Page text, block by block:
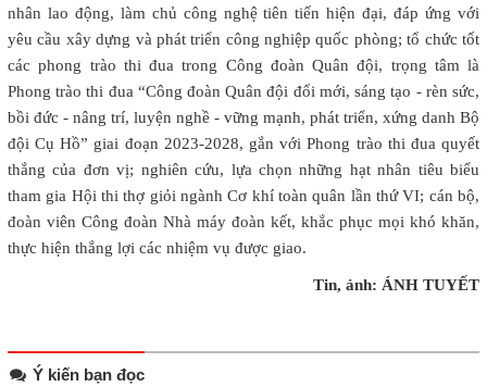
nhân lao động, làm chủ công nghệ tiên tiến hiện đại, đáp ứng với
yêu cầu xây dựng và phát triển công nghiệp quốc phòng; tổ chức tốt
các phong trào thi đua trong Công đoàn Quân đội, trọng tâm là
Phong trào thi đua “Công đoàn Quân đội đổi mới, sáng tạo - rèn sức,
bồi đức - nâng trí, luyện nghề - vững mạnh, phát triển, xứng danh Bộ
đội Cụ Hồ” giai đoạn 2023-2028, gắn với Phong trào thi đua quyết
thắng của đơn vị; nghiên cứu, lựa chọn những hạt nhân tiêu biểu
tham gia Hội thi thợ giỏi ngành Cơ khí toàn quân lần thứ VI; cán bộ,
đoàn viên Công đoàn Nhà máy đoàn kết, khắc phục mọi khó khăn,
thực hiện thắng lợi các nhiệm vụ được giao.
Tin, ảnh: ÁNH TUYẾT
Ý kiến bạn đọc